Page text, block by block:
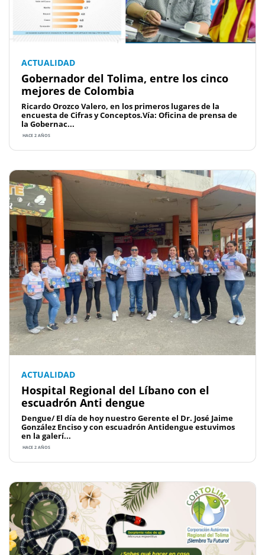
ACTUALIDAD
Gobernador del Tolima, entre los cinco
mejores de Colombia
Ricardo Orozco Valero, en los primeros lugares de la
encuesta de Cifras y Conceptos.Vía: Oficina de prensa de
la Gobernac...
HACE 2 AÑOS
ACTUALIDAD
Hospital Regional del Líbano con el
escuadrón Anti dengue
Dengue/ El día de hoy nuestro Gerente el Dr. José Jaime
González Enciso y con escuadrón Antidengue estuvimos
en la galerí...
HACE 2 AÑOS